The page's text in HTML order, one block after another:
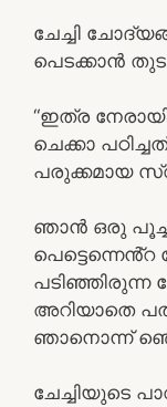
ചേച്ചി
പെടക്കാൻ
“ഇത്ര
ചെക്കാ
പരുക്കമായ
ഞാൻ ഒരു
പെട്ടെന്നെൻ്റ
പടിഞ്ഞിരുന്ന
അറിയാതെ
ഞാനൊന്ന്
ചേച്ചിയുടെ